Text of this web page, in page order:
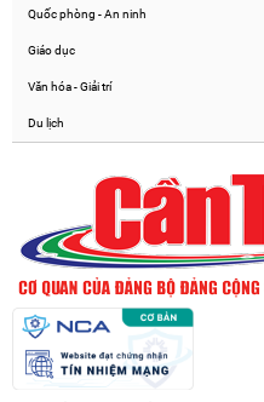
Quốc phòng - An ninh
Giáo dục
Văn hóa - Giải trí
Du lịch